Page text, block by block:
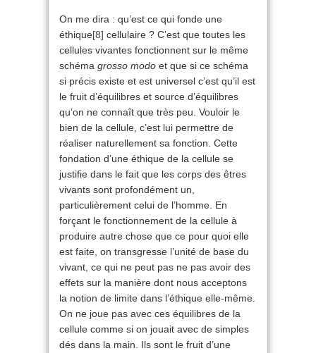
On me dira : qu’est ce qui fonde une
éthique[8] cellulaire ? C’est que toutes les
cellules vivantes fonctionnent sur le même
schéma grosso modo et que si ce schéma
si précis existe et est universel c’est qu’il est
le fruit d’équilibres et source d’équilibres
qu’on ne connaît que très peu. Vouloir le
bien de la cellule, c’est lui permettre de
réaliser naturellement sa fonction. Cette
fondation d’une éthique de la cellule se
justifie dans le fait que les corps des êtres
vivants sont profondément un,
particulièrement celui de l’homme. En
forçant le fonctionnement de la cellule à
produire autre chose que ce pour quoi elle
est faite, on transgresse l’unité de base du
vivant, ce qui ne peut pas ne pas avoir des
effets sur la manière dont nous acceptons
la notion de limite dans l’éthique elle-même.
On ne joue pas avec ces équilibres de la
cellule comme si on jouait avec de simples
dés dans la main. Ils sont le fruit d’une